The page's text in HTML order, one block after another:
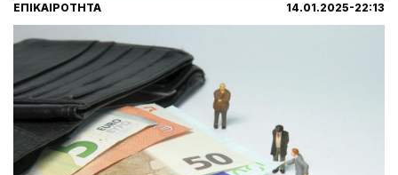
ΕΠΙΚΑΙΡΟΤΗΤΑ 14.01.2025-22:13